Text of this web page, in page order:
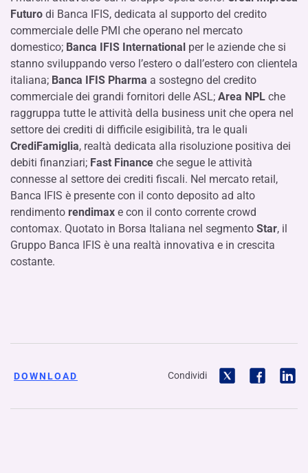
Futuro di Banca IFIS, dedicata al supporto del credito
commerciale delle PMI che operano nel mercato
domestico; Banca IFIS International per le aziende che si
stanno sviluppando verso l’estero o dall’estero con clientela
italiana; Banca IFIS Pharma a sostegno del credito
commerciale dei grandi fornitori delle ASL; Area NPL che
raggruppa tutte le attività della business unit che opera nel
settore dei crediti di difficile esigibilità, tra le quali
CrediFamiglia, realtà dedicata alla risoluzione positiva dei
debiti finanziari; Fast Finance che segue le attività
connesse al settore dei crediti fiscali. Nel mercato retail,
Banca IFIS è presente con il conto deposito ad alto
rendimento rendimax e con il conto corrente crowd
contomax. Quotato in Borsa Italiana nel segmento Star, il
Gruppo Banca IFIS è una realtà innovativa e in crescita
costante.
DOWNLOAD Condividi